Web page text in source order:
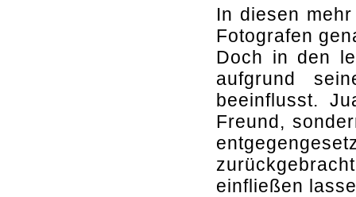
In diesen
Fotografen
Doch in den
aufgrund
beeinflusst.
Freund,
einfließen